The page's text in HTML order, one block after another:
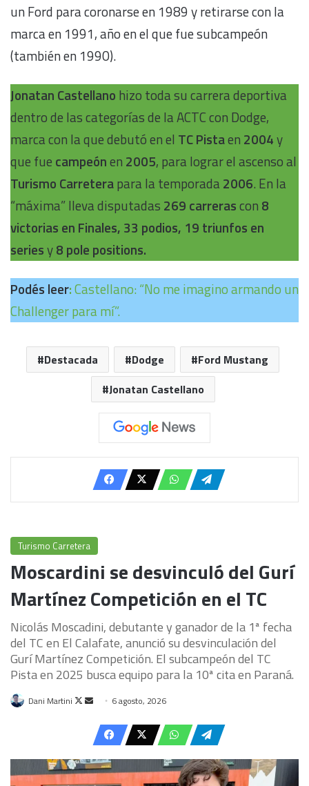
un Ford para coronarse en 1989 y retirarse con la
marca en 1991, año en el que fue subcampeón
(también en 1990).
Jonatan Castellano hizo toda su carrera deportiva
dentro de las categorías de la ACTC con Dodge,
marca con la que debutó en el TC Pistaen 2004y
que fue campeónen 2005, para lograr el ascenso al
Turismo Carreterapara la temporada 2006. En la
“máxima” lleva disputadas 269 carrerascon 8
victorias en Finales, 33 podios, 19 triunfos en
seriesy8 pole positions.
Podés leer:Castellano: “No me imagino armando un
Challenger para mí”.
Destacada Dodge
Ford Mustang
Jonatan Castellano